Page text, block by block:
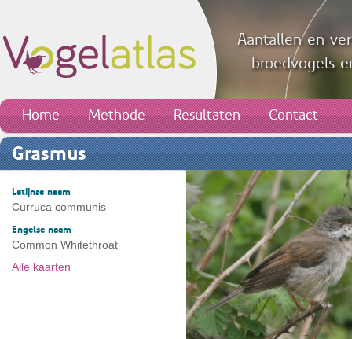
Aantallen en
broedvogels
Home Methode Resultaten Contact
Grasmus
Latijnse naam
Curruca communis
Engelse naam
Common Whitethroat
Alle kaarten